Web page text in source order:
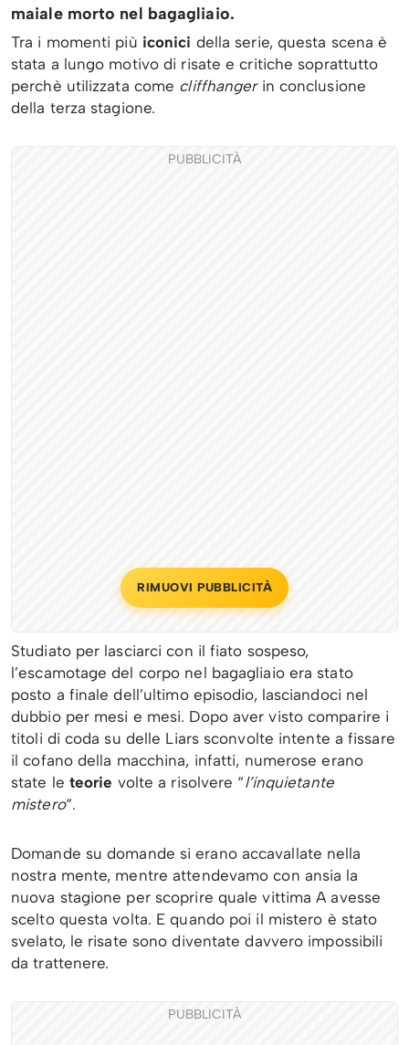
maiale morto nel bagagliaio.
Tra i momenti più iconici della serie, questa scena è
stata a lungo motivo di risate e critiche soprattutto
perchè utilizzata come cliffhangerin conclusione
della terza stagione.
PUBBLICITÀ
RIMUOVI PUBBLICITÀ
Studiato per lasciarci con il fiato sospeso,
l’escamotage del corpo nel bagagliaio era stato
posto a finale dell’ultimo episodio, lasciandoci nel
dubbio per mesi e mesi. Dopo aver visto comparire i
titoli di coda su delle Liars sconvolte intente a fissare
il cofano della macchina, infatti, numerose erano
state le teorie volte a risolvere “l’inquietante
mistero“.
Domande su domande si erano accavallate nella
nostra mente, mentre attendevamo con ansia la
nuova stagione per scoprire quale vittima A avesse
scelto questa volta. E quando poi il mistero è stato
svelato, le risate sono diventate davvero impossibili
da trattenere.
PUBBLICITÀ